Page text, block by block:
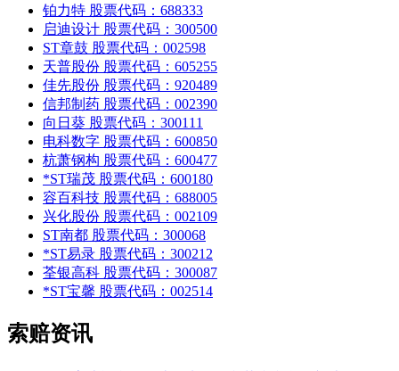
铂力特 股票代码：688333
启迪设计 股票代码：300500
ST章鼓 股票代码：002598
天普股份 股票代码：605255
佳先股份 股票代码：920489
信邦制药 股票代码：002390
向日葵 股票代码：300111
电科数字 股票代码：600850
杭萧钢构 股票代码：600477
*ST瑞茂 股票代码：600180
容百科技 股票代码：688005
兴化股份 股票代码：002109
ST南都 股票代码：300068
*ST易录 股票代码：300212
荃银高科 股票代码：300087
*ST宝馨 股票代码：002514
索赔资讯